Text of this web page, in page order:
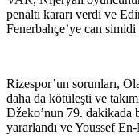
penaltı kararı verdi ve
Fenerbahçe’ye can simidi
Rizespor’un sorunları,
daha da kötüleşti ve
Džeko’nun 79. dakikada
yararlandı ve Youssef